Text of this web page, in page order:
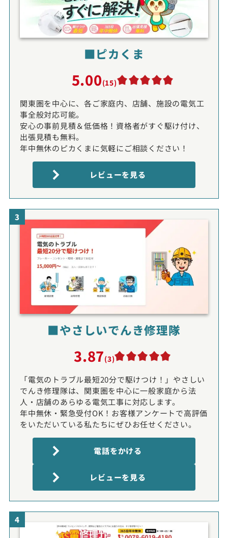
■ピカくま
5.00(15)
関東圏を中心に、各ご家庭内、店舗、施設の電気工
事全般対応可能。
安心の事前見積＆低価格！資格者がすぐ駆け付け、
出張見積も無料。
年中無休のピカくまに気軽にご相談ください！
レビューを見る
3
■やさしいでんき修理隊
3.87(3)
「電気のトラブル最短20分で駆けつけ！」やさしい
でんき修理隊は、関東圏を中心に一般家庭から法
人・店舗のあらゆる電気工事に対応します。
年中無休・緊急受付OK！お客様アンケートで高評価
をいただいている私たちにぜひお任せください。
電話をかける
レビューを見る
4